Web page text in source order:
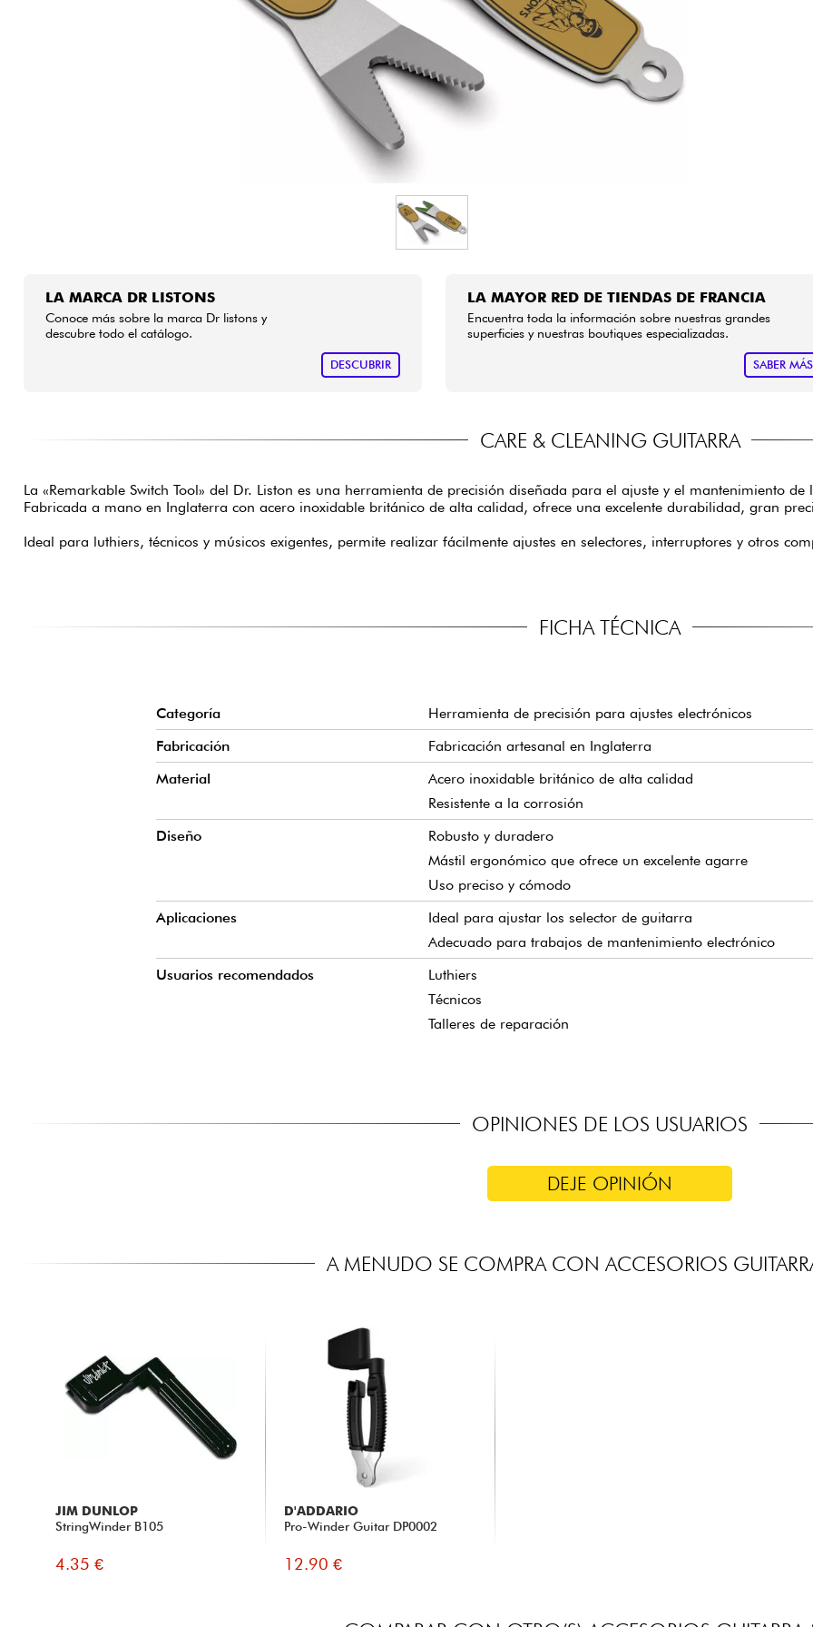
Ver nuestras marcas
LA MARCA DR LISTONS
Conoce más sobre la marca Dr listons y
descubre todo el catálogo.
DESCUBRIR
LA MAYOR RED DE TIENDAS DE FRANCIA
Encuentra toda la información sobre nuestras grandes
superficies y nuestras boutiques especializadas.
SABER MÁS
CARE & CLEANING GUITARRA
La «Remarkable Switch Tool» del Dr. Liston es una herramienta de precisión diseñada para el ajuste y el mantenimiento
Fabricada a mano en Inglaterra con acero inoxidable británico de alta calidad, ofrece una excelente durabilidad, gran
Ideal para luthiers, técnicos y músicos exigentes, permite realizar fácilmente ajustes en selectores, interruptores y otros
FICHA TÉCNICA
Categoría
Herramienta de precisión para ajustes electrónicos
Fabricación
Fabricación artesanal en Inglaterra
Material
Acero inoxidable británico de alta calidad
Resistente a la corrosión
Diseño
Robusto y duradero
Mástil ergonómico que ofrece un excelente agarre
Uso preciso y cómodo
Aplicaciones
Ideal para ajustar los selector de guitarra
Adecuado para trabajos de mantenimiento electrónico
Usuarios recomendados
Luthiers
Técnicos
Talleres de reparación
OPINIONES DE LOS USUARIOS
DEJE OPINIÓN
A MENUDO SE COMPRA CON ACCESORIOS
JIM DUNLOP
StringWinder B105
4.35 €
D'ADDARIO
Pro-Winder Guitar DP0002
12.90 €